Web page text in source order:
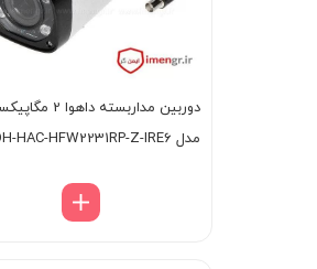
دوربین مداربسته داهوا 2
مدل DH-HAC-HFW2231RP-Z-IRE6